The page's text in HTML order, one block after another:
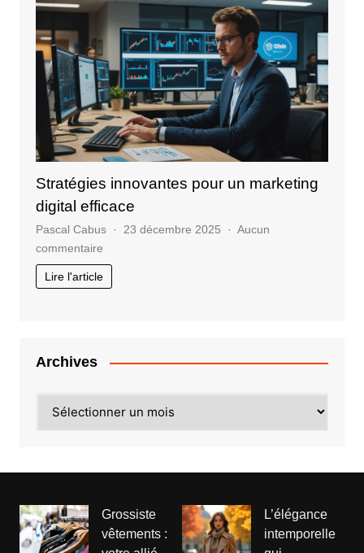
de
formation
professionnelle
Stratégies innovantes pour un marketing
digital efficace
Pascal Cabus 23 décembre 2025
Aucun
commentairesur
Stratégies
innovantes
Lire l'article
Archives
Grossiste
vêtements :
L’élégance
intemporelle